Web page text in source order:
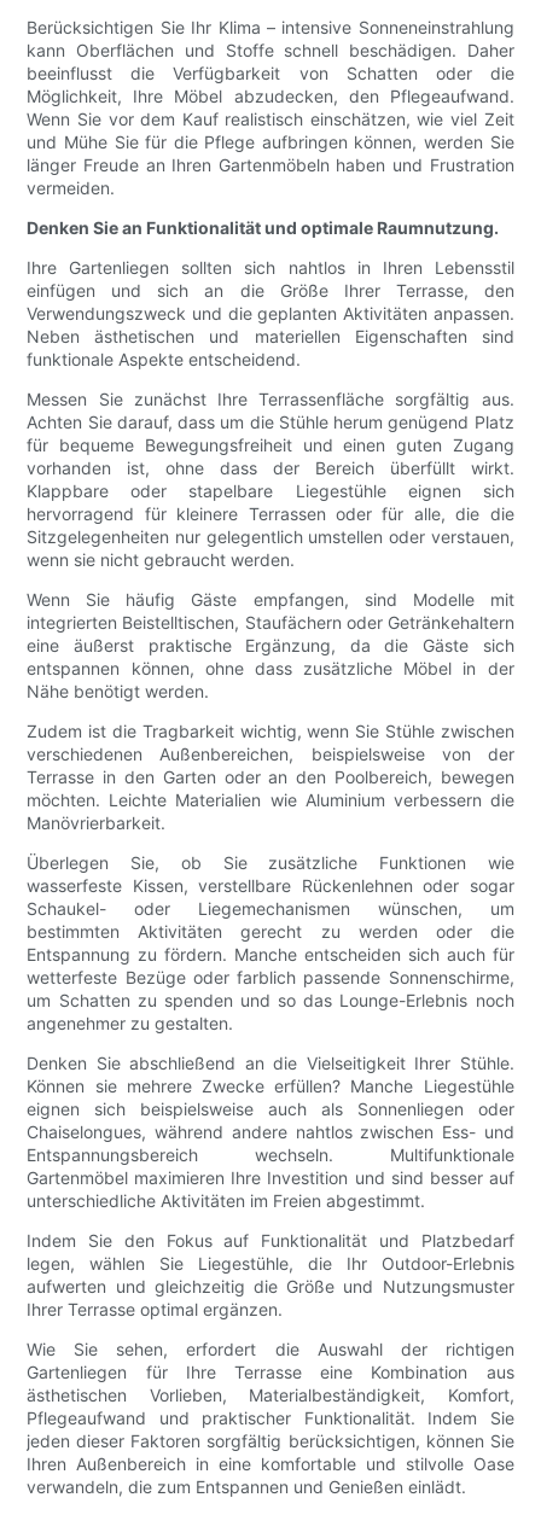
Berücksichtigen Sie Ihr Klima – intensive Sonneneinstrahlung
kann Oberflächen und Stoffe schnell beschädigen. Daher
beeinflusst die Verfügbarkeit von Schatten oder die
Möglichkeit, Ihre Möbel abzudecken, den Pflegeaufwand.
Wenn Sie vor dem Kauf realistisch einschätzen, wie viel Zeit
und Mühe Sie für die Pflege aufbringen können, werden Sie
länger Freude an Ihren Gartenmöbeln haben und Frustration
vermeiden.
Denken Sie an Funktionalität und optimale Raumnutzung.
Ihre Gartenliegen sollten sich nahtlos in Ihren Lebensstil
einfügen und sich an die Größe Ihrer Terrasse, den
Verwendungszweck und die geplanten Aktivitäten anpassen.
Neben ästhetischen und materiellen Eigenschaften sind
funktionale Aspekte entscheidend.
Messen Sie zunächst Ihre Terrassenfläche sorgfältig aus.
Achten Sie darauf, dass um die Stühle herum genügend Platz
für bequeme Bewegungsfreiheit und einen guten Zugang
vorhanden ist, ohne dass der Bereich überfüllt wirkt.
Klappbare oder stapelbare Liegestühle eignen sich
hervorragend für kleinere Terrassen oder für alle, die die
Sitzgelegenheiten nur gelegentlich umstellen oder verstauen,
wenn sie nicht gebraucht werden.
Wenn Sie häufig Gäste empfangen, sind Modelle mit
integrierten Beistelltischen, Staufächern oder Getränkehaltern
eine äußerst praktische Ergänzung, da die Gäste sich
entspannen können, ohne dass zusätzliche Möbel in der
Nähe benötigt werden.
Zudem ist die Tragbarkeit wichtig, wenn Sie Stühle zwischen
verschiedenen Außenbereichen, beispielsweise von der
Terrasse in den Garten oder an den Poolbereich, bewegen
möchten. Leichte Materialien wie Aluminium verbessern die
Manövrierbarkeit.
Überlegen Sie, ob Sie zusätzliche Funktionen wie
wasserfeste Kissen, verstellbare Rückenlehnen oder sogar
Schaukel- oder Liegemechanismen wünschen, um
bestimmten Aktivitäten gerecht zu werden oder die
Entspannung zu fördern. Manche entscheiden sich auch für
wetterfeste Bezüge oder farblich passende Sonnenschirme,
um Schatten zu spenden und so das Lounge-Erlebnis noch
angenehmer zu gestalten.
Denken Sie abschließend an die Vielseitigkeit Ihrer Stühle.
Können sie mehrere Zwecke erfüllen? Manche Liegestühle
eignen sich beispielsweise auch als Sonnenliegen oder
Chaiselongues, während andere nahtlos zwischen Ess- und
Entspannungsbereich wechseln. Multifunktionale
Gartenmöbel maximieren Ihre Investition und sind besser auf
unterschiedliche Aktivitäten im Freien abgestimmt.
Indem Sie den Fokus auf Funktionalität und Platzbedarf
legen, wählen Sie Liegestühle, die Ihr Outdoor-Erlebnis
aufwerten und gleichzeitig die Größe und Nutzungsmuster
Ihrer Terrasse optimal ergänzen.
Wie Sie sehen, erfordert die Auswahl der richtigen
Gartenliegen für Ihre Terrasse eine Kombination aus
ästhetischen Vorlieben, Materialbeständigkeit, Komfort,
Pflegeaufwand und praktischer Funktionalität. Indem Sie
jeden dieser Faktoren sorgfältig berücksichtigen, können Sie
Ihren Außenbereich in eine komfortable und stilvolle Oase
verwandeln, die zum Entspannen und Genießen einlädt.